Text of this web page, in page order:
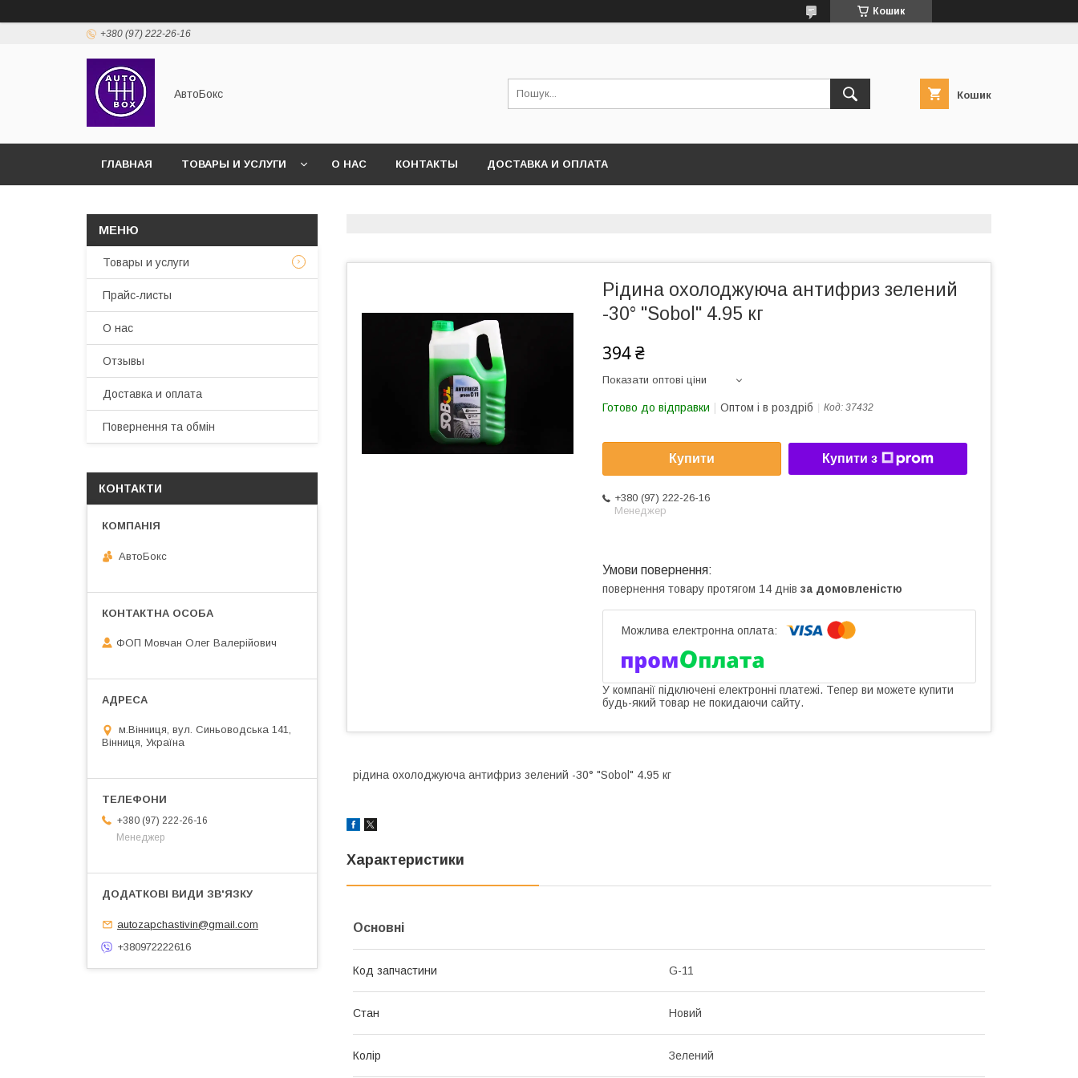
Кошик
+380 (97) 222-26-16
АвтоБокс Кошик
ГЛАВНАЯ ТОВАРЫ И УСЛУГИ О НАС КОНТАКТЫ ДОСТАВКА И ОПЛАТА
Рідина охолоджуюча антифриз зелений
-30° "Sobol" 4.95 кг
394 ₴
Показати оптові ціни
Готово до відправки Оптом і в роздріб Код: 37432
Купити Купити з
+380 (97) 222-26-16
Менеджер
повернення товару протягом 14 днів за домовленістю
У компанії підключені електронні платежі. Тепер ви можете купити
будь-який товар не покидаючи сайту.
рідина охолоджуюча антифриз зелений -30° "Sobol" 4.95 кг
Характеристики
Основні
Код запчастини G-11
Стан Новий
Колір Зелений
Товары и услуги
Прайс-листы
О нас
Отзывы
Доставка и оплата
Повернення та обмін
КОНТАКТИ
АвтоБокс
ФОП Мовчан Олег Валерійович
м.Вінниця, вул. Синьоводська 141,
Вінниця, Україна
+380 (97) 222-26-16
Менеджер
autozapchastivin@gmail.com
+380972222616